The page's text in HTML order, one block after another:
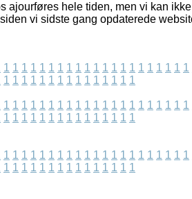
ajourføres hele tiden, men vi kan
vi sidste gang opdaterede
1 1 1 1 1 1 1 1 1 1 1 1 1 1 1 1 1 1 1 1 1
1 1 1 1 1 1 1 1 1 1 1 1 1 1 1
1 1 1 1 1 1 1 1 1 1 1 1 1 1 1 1 1 1 1 1 1
1 1 1 1 1 1 1 1 1 1 1 1 1 1 1
1 1 1 1 1 1 1 1 1 1 1 1 1 1 1 1 1 1 1 1 1
1 1 1 1 1 1 1 1 1 1 1 1 1 1 1